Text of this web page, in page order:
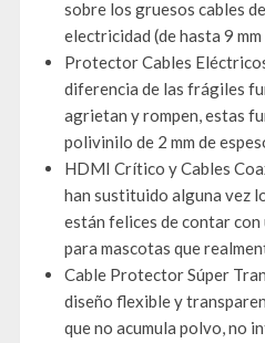
sobre los gruesos cables
electricidad (de hasta 9 mm
Protector Cables
diferencia de las frágiles
agrietan y rompen, estas
polivinilo de 2 mm de
HDMI Crítico y Cables
han sustituido alguna vez
están felices de contar
para mascotas que
Cable Protector Súper
diseño flexible y
que no acumula polvo, no